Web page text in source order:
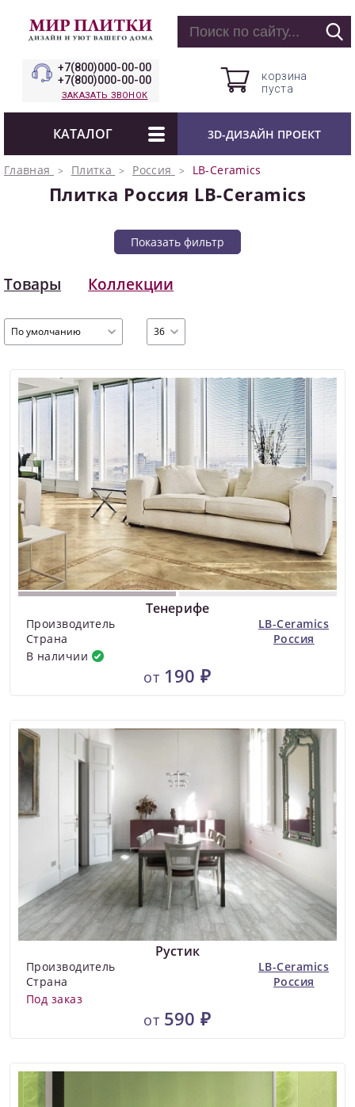
+7(800)000-00-00
+7(800)000-00-00
ЗАКАЗАТЬ ЗВОНОК
корзина
пуста
КАТАЛОГ 3D-ДИЗАЙН ПРОЕКТ
Главная Плитка Россия LB-Ceramics
Плитка Россия LB-Ceramics
Показать фильтр
Товары Коллекции
По умолчанию 36
Тенерифе
Производитель
LB-Ceramics
Страна
Россия
В наличии
от 190 ₽
Рустик
Производитель
LB-Ceramics
Страна
Россия
Под заказ
от 590 ₽